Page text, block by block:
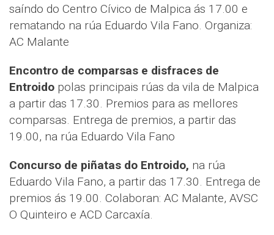
saíndo do Centro Cívico de Malpica ás 17.00 e
rematando na rúa Eduardo Vila Fano. Organiza:
AC Malante
Encontro de comparsas e disfraces de
Entroido polas principais rúas da vila de Malpica
a partir das 17.30. Premios para as mellores
comparsas. Entrega de premios, a partir das
19.00, na rúa Eduardo Vila Fano
Concurso de piñatas do Entroido, na rúa
Eduardo Vila Fano, a partir das 17.30. Entrega de
premios ás 19.00. Colaboran: AC Malante, AVSC
O Quinteiro e ACD Carcaxía.